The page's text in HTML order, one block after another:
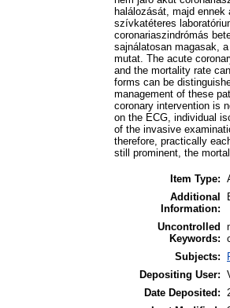
halálozását, majd
szívkatéteres
coronariaszindrómás
sajnálatosan magasak,
mutat. The acute
and the mortality rate
forms can be
management of these
coronary intervention is
on the ECG, individual
of the invasive
therefore, practically
still prominent, the
Item Type:
Additional
Information:
Uncontrolled
Keywords:
Subjects:
Depositing User:
Date Deposited: